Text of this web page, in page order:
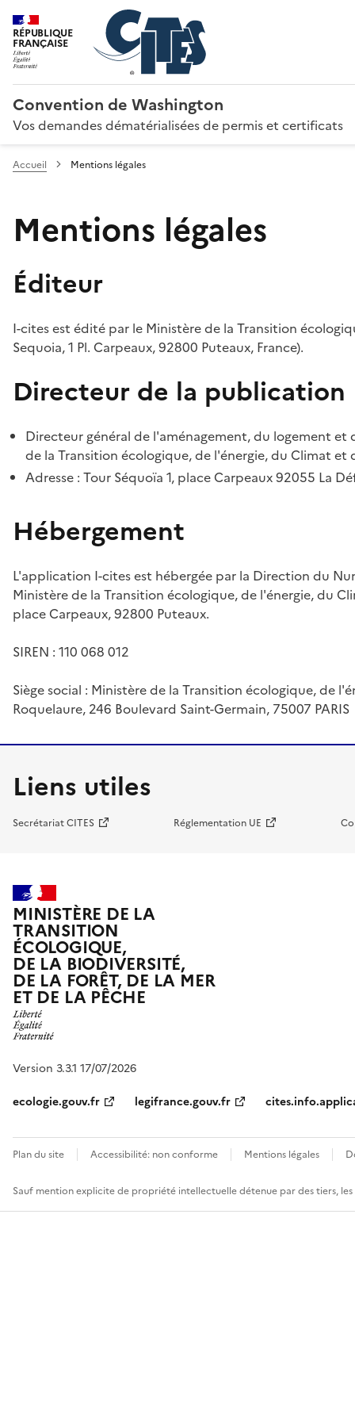
RÉPUBLIQUE
FRANÇAISE
Convention de Washington
Vos demandes dématérialisées de permis et certificats
Accueil Mentions légales
Mentions légales
Éditeur
I-cites est édité par le Ministère de la Transition
Sequoia, 1 Pl. Carpeaux, 92800 Puteaux, France).
Directeur de la publication
Directeur général de l'aménagement, du logement
de la Transition écologique, de l'énergie, du Climat et
Adresse : Tour Séquoïa 1, place Carpeaux 92055 La
Hébergement
L'application I-cites est hébergée par la Direction du
Ministère de la Transition écologique, de l'énergie, du
place Carpeaux, 92800 Puteaux.
SIREN : 110 068 012
Siège social : Ministère de la Transition écologique, de
Roquelaure, 246 Boulevard Saint-Germain, 75007 PARIS
Liens utiles
Secrétariat CITES Réglementation UE
MINISTÈRE DE LA
TRANSITION
ÉCOLOGIQUE,
DE LA BIODIVERSITÉ,
DE LA FORÊT, DE LA MER
ET DE LA PÊCHE
Version 3.3.1 17/07/2026
ecologie.gouv.fr
legifrance.gouv.fr
Plan du site Accessibilité: non conforme Mentions légales
Sauf mention explicite de propriété intellectuelle détenue par des tiers,